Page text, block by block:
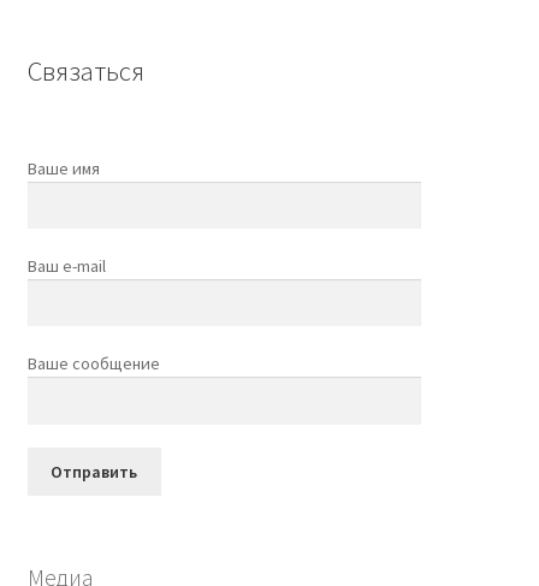
Связаться
Ваше имя
Ваш e-mail
Ваше сообщение
Медиа